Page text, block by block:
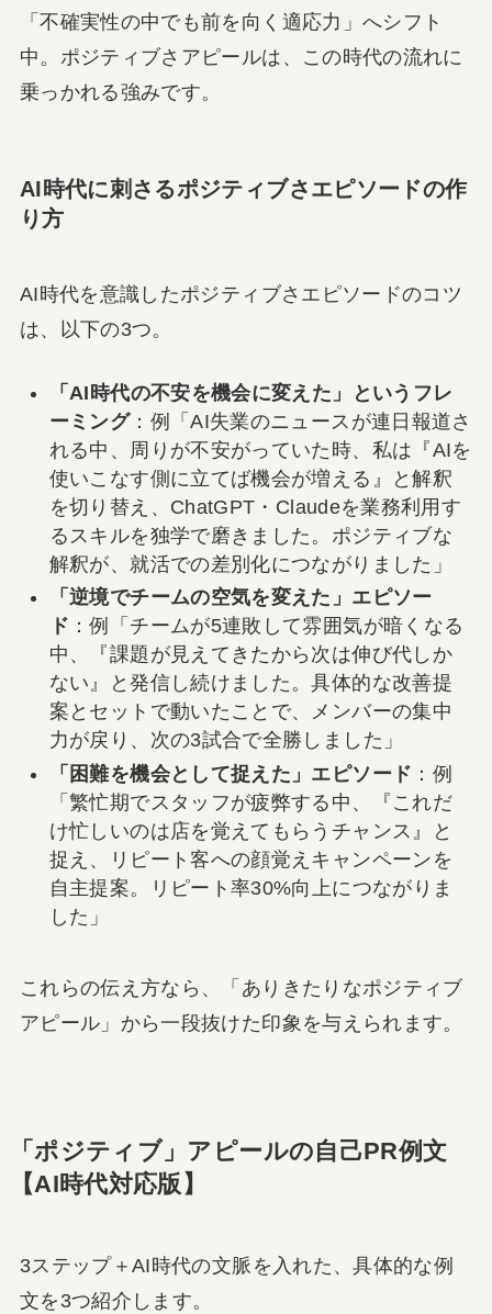
「不確実性の中でも前を向く適応力」へシフト
中。ポジティブさアピールは、この時代の流れに
乗っかれる強みです。
AI時代に刺さるポジティブさエピソードの作
り方
AI時代を意識したポジティブさエピソードのコツ
は、以下の3つ。
「AI時代の不安を機会に変えた」というフレ
ーミング：例「AI失業のニュースが連日報道さ
れる中、周りが不安がっていた時、私は『AIを
使いこなす側に立てば機会が増える』と解釈
を切り替え、ChatGPT・Claudeを業務利用す
るスキルを独学で磨きました。ポジティブな
解釈が、就活での差別化につながりました」
「逆境でチームの空気を変えた」エピソー
ド ：例「チームが5連敗して雰囲気が暗くなる
中、『課題が見えてきたから次は伸び代しか
ない』と発信し続けました。具体的な改善提
案とセットで動いたことで、メンバーの集中
力が戻り、次の3試合で全勝しました」
「困難を機会として捉えた」エピソード ：例
「繁忙期でスタッフが疲弊する中、『これだ
け忙しいのは店を覚えてもらうチャンス』と
捉え、リピート客への顔覚えキャンペーンを
自主提案。リピート率30%向上につながりま
した」
これらの伝え方なら、「ありきたりなポジティブ
アピール」から一段抜けた印象を与えられます。
「ポジティブ」アピールの自己PR例文
【AI時代対応版】
3ステップ＋AI時代の文脈を入れた、具体的な例
文を3つ紹介します。